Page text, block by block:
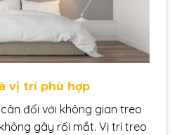
vị trí phù hợp
đối với không gian treo
gây rối mắt. Vị trí treo